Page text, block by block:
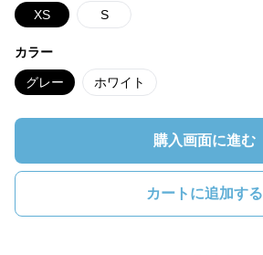
XS S
カラー
グレー ホワイト
購入画面に進む
カートに追加する